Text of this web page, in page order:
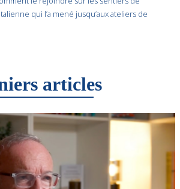
qui l’a mené jusqu’aux ateliers de
articles